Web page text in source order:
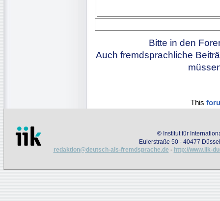
Bitte in den
Auch fremdsprachliche
This
© Institut für
Eulerstraße 50 - 40477
redaktion@deutsch-als-fremdsprache.de - http://www.iik-